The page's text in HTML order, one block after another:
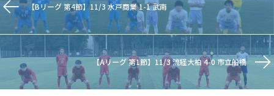
【Bリーグ 第4節】11/3 水戸商業 1-1 武南
【Aリーグ 第1節】11/3 流経大柏 4-0 市立船橋